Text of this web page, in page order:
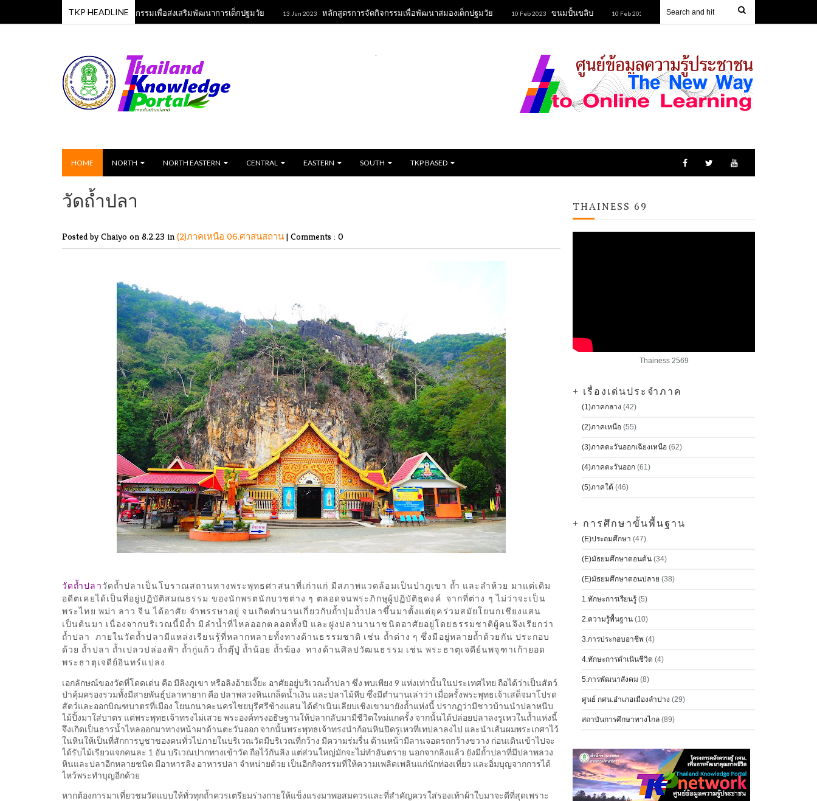
TKP HEADLINE
หลักสูตรเพลงและกิจกรรมเพื่อส่งเสริมพัฒนาการเด็กปฐมวัย 13 Jun 2023 หลักสูตรการจัดกิจกรรมเพื่อพัฒนาสมองเด็กปฐมวัย 10 Feb 2023 ขนมปั้นขลิบ 10 Feb 2023 ข้าวหลามยายนิยม 10 Feb 2023 ข้าวฮางกุดรัง
HOME NORTH NORTH EASTERN CENTRAL EASTERN SOUTH TKP BASED
วัดถ้ำปลา
Posted by Chaiyo on 8.2.23 in (2)ภาคเหนือ 06.ศาสนสถาน | Comments : 0
วัดถ้ำปลาวัดถ้ำปลาเป็นโบราณสถานทางพระพุทธศาสนาที่เก่าแก่ มีสภาพแวดล้อมเป็นป่าภูเขา ถ้ำ และลำห้วย มาแต่เดิม
อดีตเคยได้เป็นที่อยู่ปฏิบัติสมณธรรม ของนักพรตนักบวชต่าง ๆ ตลอดจนพระภิกษุผู้ปฏิบัติธุดงค์ จากที่ต่าง ๆ ไม่ว่าจะเป็น
พระไทย พม่า ลาว จีน ได้อาศัย จำพรรษาอยู่ จนเกิดตำนานเกี่ยวกับถ้ำปุ่มถ้ำปลาขึ้นมาตั้งแต่ยุคร่วมสมัยโยนกเชียงแสน
เป็นต้นมา เนื่องจากบริเวณนี้มีถ้ำ มีลำน้ำที่ไหลออกตลอดทั้งปี และฝูงปลานานาชนิดอาศัยอยู่โดยธรรมชาติผู้คนจึงเรียกว่า
ถ้ำปลา ภายในวัดถ้ำปลามีแหล่งเรียนรู้ที่หลากหลายทั้งทางด้านธรรมชาติ เช่น ถ้ำต่าง ๆ ซึ่งมีอยู่หลายถ้ำด้วยกัน ประกอบ
ด้วย ถ้ำปลา ถ้ำเปลวปล่องฟ้า ถ้ำกู่แก้ว ถ้ำตุ๊ปู่ ถ้ำน้อย ถ้ำฆ้อง ทางด้านศิลปวัฒนธรรม เช่น พระธาตุเจดีย์นพจุฑาเก้ายอด
พระธาตุเจดีย์อินทร์แปลง
เอกลักษณ์ของวัดที่โดดเด่น คือ มีลิงภูเขา หรือลิงอ้ายเงี๊ยะ อาศัยอยู่บริเวณถ้ำปลา ซึ่ง พบเพียง 9 แห่งเท่านั้นในประเทศไทย ถือได้ว่าเป็นสัตว์
ป่าคุ้มครองรวมทั้งมีสายพันธุ์ปลาหายาก คือ ปลาพลวงหินเกล็ดน้ำเงิน และปลาไม้หีบ ซึ่งมีตำนานเล่าว่า เมื่อครั้งพระพุทธเจ้าเสด็จมาโปรด
สัตว์และออกบิณฑบาตรที่เมือง โยนกนาคะนครไชยบุรีศรีช้างแสน ได้ดำเนินเลียบเชิงเขามายังถ้ำแห่งนี้ ปรากฏว่ามีชาวบ้านนำปลาหนีบ
ไม้ปิ้งมาใส่บาตร แต่พระพุทธเจ้าทรงไม่เสวย พระองค์ทรงอธิษฐานให้ปลากลับมามีชีวิตใหม่แกครั้ง จากนั้นได้ปล่อยปลาลงรูเหวในถ้ำแห่งนี้
จึงเกิดเป็นธารน้ำไหลออกมาทางหน้าผาด้านตะวันออก จากนั้นพระพุทธเจ้าทรงนำก้อนหินปิดรูเหวที่เทปลาลงไป และนำเส้นผมพระเกศาไว้
ในหินให้เป็นที่สักการบูชาของคนทั่วไปภายในบริเวณวัดมีบริเวณที่กว้าง มีความร่มรื่น ด้านหน้ามีลานจอดรถกว้างขวาง ก่อนเดินเข้าไปจะ
ได้รับไม้เรียวแจกคนละ 1 อัน บริเวณปากทางเข้าวัด ถือไว้กันลิง แต่ส่วนใหญ่มักจะไม่ทำอันตราย นอกจากลิงแล้ว ยังมีถ้ำปลาที่มีปลาพลวง
หินและปลาอีกหลายชนิด มีอาหารลิง อาหารปลา จำหน่ายด้วย เป็นอีกกิจกรรมที่ให้ความเพลิดเพลินแก่นักท่องเที่ยว และอิ่มบุญจากการได้
ไหว้พระทำบุญอีกด้วย
หากต้องการมาเที่ยวชมวัดแบบให้ทั่วทุกถ้ำควรเตรียมร่างกายให้แข็งแรงมาพอสมควรและที่สำคัญควรใส่รองเท้าผ้าใบมาจะดีที่สุดเพราะ
THAINESS 69
Thainess 2569
+ เรื่องเด่นประจำภาค
(1)ภาคกลาง (42)
(2)ภาคเหนือ (55)
(3)ภาคตะวันออกเฉียงเหนือ (62)
(4)ภาคตะวันออก (61)
(5)ภาคใต้ (46)
+ การศึกษาขั้นพื้นฐาน
(E)ประถมศึกษา (47)
(E)มัธยมศึกษาตอนต้น (34)
(E)มัธยมศึกษาตอนปลาย (38)
1.ทักษะการเรียนรู้ (5)
2.ความรู้พื้นฐาน (10)
3.การประกอบอาชีพ (4)
4.ทักษะการดำเนินชีวิต (4)
5.การพัฒนาสังคม (8)
ศูนย์ กศน.อำเภอเมืองลำปาง (29)
สถาบันการศึกษาทางไกล (89)